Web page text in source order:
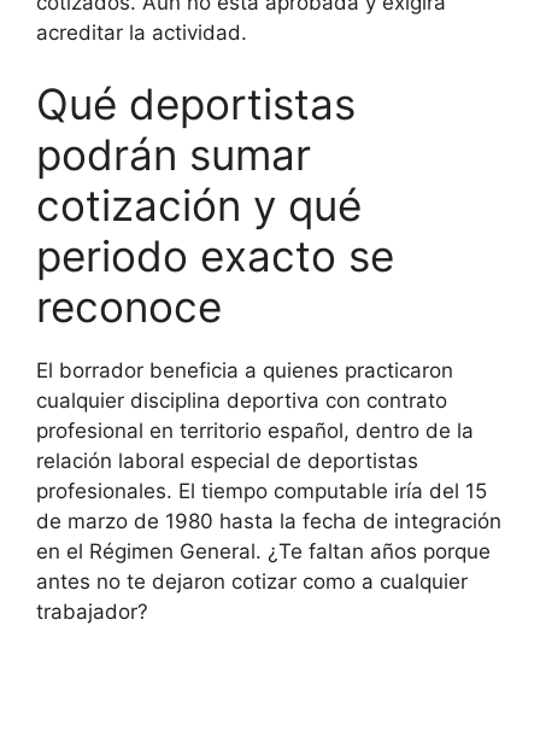
acreditar la actividad.
Qué deportistas
podrán sumar
cotización y qué
periodo exacto se
reconoce
El borrador beneficia a quienes practicaron
cualquier disciplina deportiva con contrato
profesional en territorio español, dentro de la
relación laboral especial de deportistas
profesionales. El tiempo computable iría del 15
de marzo de 1980 hasta la fecha de integración
en el Régimen General. ¿Te faltan años porque
antes no te dejaron cotizar como a cualquier
trabajador?